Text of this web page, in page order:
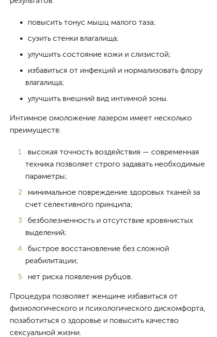
повысить тонус мышц малого таза;
сузить стенки влагалища;
улучшить состояние кожи и слизистой;
избавиться от инфекций и нормализовать флору
влагалища;
улучшить внешний вид интимной зоны.
Интимное омоложение лазером имеет несколько
преимуществ:
высокая точность воздействия — современная
техника позволяет строго задавать необходимые
параметры;
минимальное повреждение здоровых тканей за
счет селективного принципа;
безболезненность и отсутствие кровянистых
выделений;
быстрое восстановление без сложной
реабилитации;
нет риска появления рубцов.
Процедура позволяет женщине избавиться от
физиологического и психологического дискомфорта,
позаботиться о здоровье и повысить качество
сексуальной жизни.